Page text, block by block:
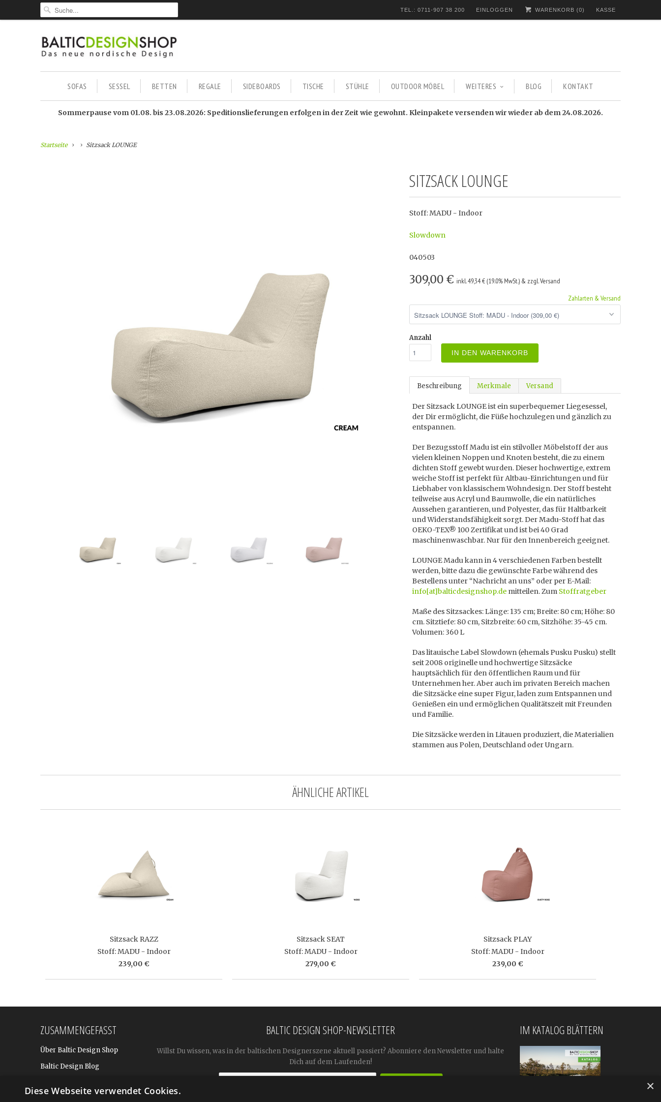
TEL.: 0711-907 38 200 EINLOGGEN WARENKORB (0) KASSE
SOFAS SESSEL BETTEN REGALE SIDEBOARDS TISCHE STÜHLE OUTDOOR MÖBEL WEITERES BLOG KONTAKT
Sommerpause vom 01.08. bis 23.08.2026: Speditionslieferungen erfolgen in der Zeit wie gewohnt. Kleinpakete versenden wir wieder ab dem 24.08.2026.
Startseite Sitzsack LOUNGE
SITZSACK LOUNGE
Stoff: MADU - Indoor
Slowdown
040503
309,00 € inkl. 49,34 € (19.0% MwSt.) & zzgl. Versand
Zahlarten & Versand
Anzahl
IN DEN WARENKORB
Beschreibung Merkmale Versand
Der Sitzsack LOUNGE ist ein superbequemer Liegesessel,
der Dir ermöglicht, die Füße hochzulegen und gänzlich zu
entspannen.
Der Bezugsstoff Madu ist ein stilvoller Möbelstoff der aus
vielen kleinen Noppen und Knoten besteht, die zu einem
dichten Stoff gewebt wurden. Dieser hochwertige, extrem
weiche Stoff ist perfekt für Altbau-Einrichtungen und für
Liebhaber von klassischem Wohndesign. Der Stoff besteht
teilweise aus Acryl und Baumwolle, die ein natürliches
Aussehen garantieren, und Polyester, das für Haltbarkeit
und Widerstandsfähigkeit sorgt. Der Madu-Stoff hat das
OEKO-TEX® 100 Zertifikat und ist bei 40 Grad
maschinenwaschbar. Nur für den Innenbereich geeignet.
LOUNGE Madu kann in 4 verschiedenen Farben bestellt
werden, bitte dazu die gewünschte Farbe während des
Bestellens unter “Nachricht an uns” oder per E-Mail:
info[at]balticdesignshop.de mitteilen. Zum Stoffratgeber
Maße des Sitzsackes: Länge: 135 cm; Breite: 80 cm; Höhe: 80
cm. Sitztiefe: 80 cm, Sitzbreite: 60 cm, Sitzhöhe: 35-45 cm.
Volumen: 360 L
Das litauische Label Slowdown (ehemals Pusku Pusku) stellt
seit 2008 originelle und hochwertige Sitzsäcke
hauptsächlich für den öffentlichen Raum und für
Unternehmen her. Aber auch im privaten Bereich machen
die Sitzsäcke eine super Figur, laden zum Entspannen und
Genießen ein und ermöglichen Qualitätszeit mit Freunden
und Familie.
Die Sitzsäcke werden in Litauen produziert, die Materialien
stammen aus Polen, Deutschland oder Ungarn.
ÄHNLICHE ARTIKEL
Sitzsack RAZZ
Stoff: MADU - Indoor
239,00 €
Sitzsack SEAT
Stoff: MADU - Indoor
279,00 €
Sitzsack PLAY
Stoff: MADU - Indoor
239,00 €
ZUSAMMENGEFASST
Über Baltic Design Shop
Baltic Design Blog
BALTIC DESIGN SHOP-NEWSLETTER
Willst Du wissen, was in der baltischen Designerszene aktuell passiert? Abonniere den Newsletter und halte
Dich auf dem Laufenden!
IM KATALOG BLÄTTERN
×
Diese Webseite verwendet Cookies.